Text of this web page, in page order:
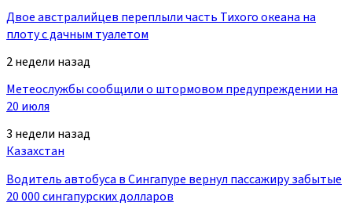
Двое австралийцев переплыли часть Тихого океана на
плоту с дачным туалетом
2 недели назад
Метеослужбы сообщили о штормовом предупреждении на
20 июля
3 недели назад
Казахстан
Водитель автобуса в Сингапуре вернул пассажиру забытые
20 000 сингапурских долларов